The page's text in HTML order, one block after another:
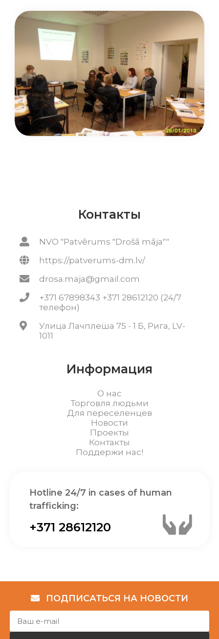
Контакты
NVO "Patvērums "Drošā māja""
https://patverums-dm.lv/
drosa.maja@gmail.com
+371 67898343 +371 28612120 (24/7
телефон)
Улица Лачплеша 75 - 1 Б, Рига, LV-
1011
Информация
О нас
Торговля людьми
Для переселенцев
Новости
Проекты
Контакты
Поддержи нас!
Hotline 24/7 in cases of human
trafficking:
+371 28612120
ПОДПИСАТЬСЯ НА НОВОСТИ